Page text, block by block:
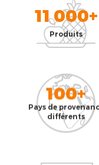
11 000+
Produits
100+
Pays de
différents